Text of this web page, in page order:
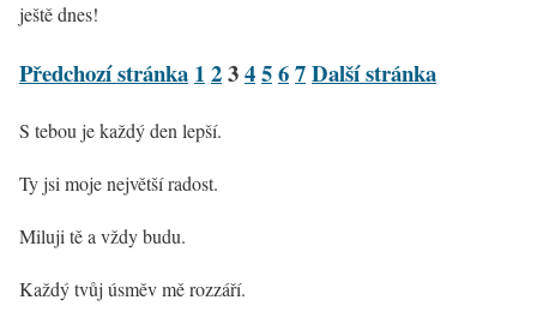
ještě dnes!
Předchozí stránka 1234567Další stránka
S tebou je každý den lepší.
Ty jsi moje největší radost.
Miluji tě a vždy budu.
Každý tvůj úsměv mě rozzáří.